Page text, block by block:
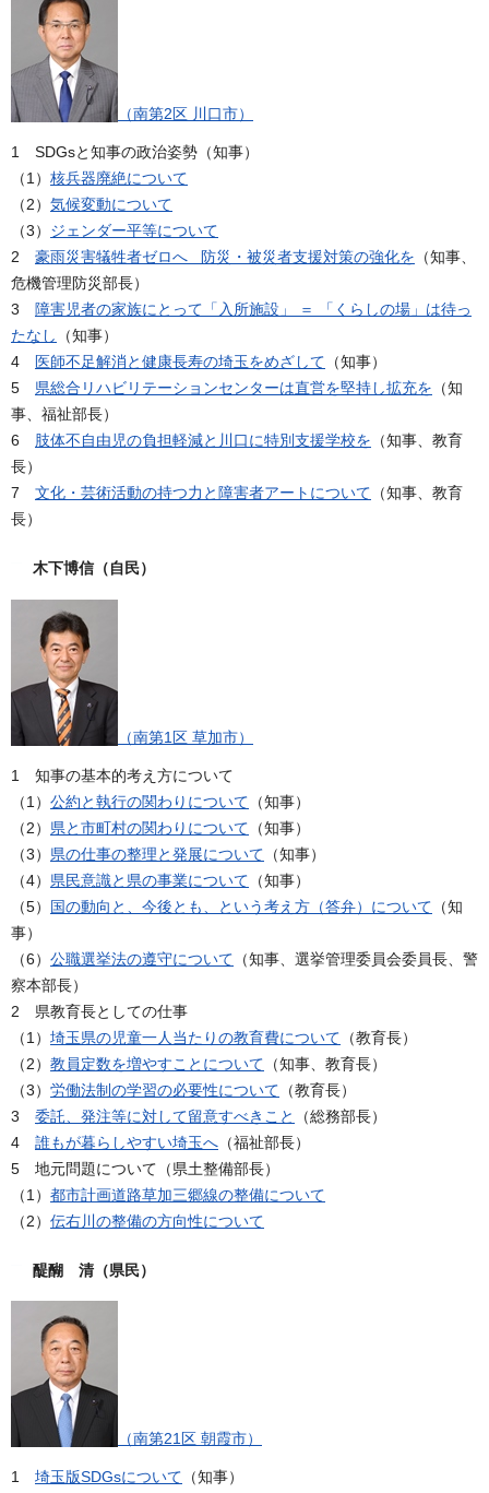
（南第2区 川口市）
1 SDGsと知事の政治姿勢（知事）
（1） 核兵器廃絶について
（2） 気候変動について
（3） ジェンダー平等について
2 豪雨災害犠牲者ゼロへ 防災・被災者支援対策の強化を （知事、
危機管理防災部長）
3 障害児者の家族にとって「入所施設」 ＝ 「くらしの場」は待っ
たなし
（知事）
4
医師不足解消と健康長寿の埼玉をめざして （知事）
5 県総合リハビリテーションセンターは直営を堅持し拡充を （知
事、福祉部長）
6 肢体不自由児の負担軽減と川口に特別支援学校を （知事、教育
長）
7 文化・芸術活動の持つ力と障害者アートについて （知事、教育
長）
木下博信（自民）
（南第1区 草加市）
1 知事の基本的考え方について
（1） 公約と執行の関わりについて （知事）
（2） 県と市町村の関わりについて （知事）
（3） 県の仕事の整理と発展について （知事）
（4） 県民意識と県の事業について （知事）
（5）
国の動向と、今後とも、という考え方（答弁）について （知
事）
（6） 公職選挙法の遵守について （知事、選挙管理委員会委員長、警
察本部長）
2 県教育長としての仕事
（1） 埼玉県の児童一人当たりの教育費について （教育長）
（2） 教員定数を増やすことについて （知事、教育長）
（3） 労働法制の学習の必要性について （教育長）
3 委託、発注等に対して留意すべきこと
（総務部長）
4 誰もが暮らしやすい埼玉へ （福祉部長）
5 地元問題について（県土整備部長）
（1） 都市計画道路草加三郷線の整備について
（2） 伝右川の整備の方向性について
醍醐 清（県民）
（南第21区 朝霞市）
1 埼玉版SDGsについて （知事）